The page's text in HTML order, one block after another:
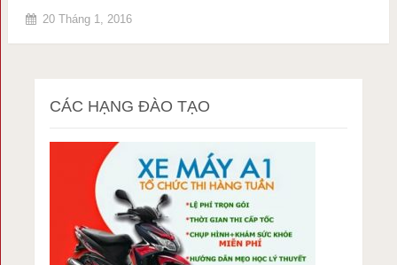
20 Tháng 1, 2016
CÁC HẠNG ĐÀO TẠO